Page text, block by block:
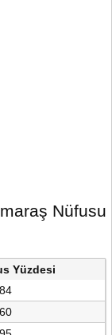
Nüfusu
Yüzdesi